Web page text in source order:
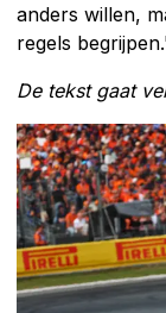
anders willen,
regels
De tekst gaat